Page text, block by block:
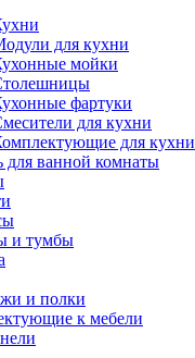
для кухни
мойки
фартуки
для кухни
для кухни
для ванной комнаты
и тумбы
и полки
к мебели